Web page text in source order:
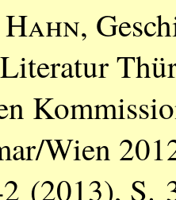
,
Wien
(2013), S.